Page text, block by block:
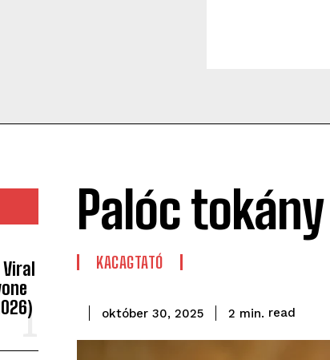
Palóc tokány
KACAGTATÓ
október 30, 2025 2 min. read